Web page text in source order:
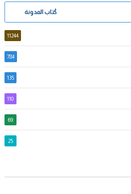
كُتاب المدونة
11244
784
135
110
69
25